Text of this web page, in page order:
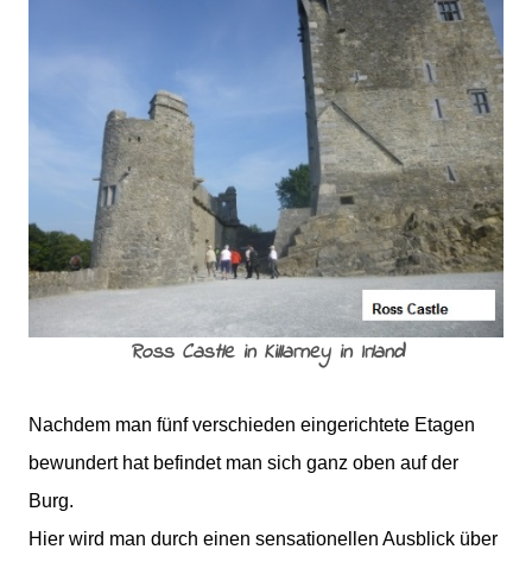
Ross Castle in Killarney in Irland
Nachdem man fünf verschieden eingerichtete Etagen
bewundert hat befindet man sich ganz oben auf der
Burg.
Hier wird man durch einen sensationellen Ausblick über